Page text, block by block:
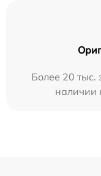
Более 20 тыс.
наличии